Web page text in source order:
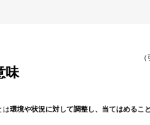
味
は環境や状況に対して調整し、当てはめること